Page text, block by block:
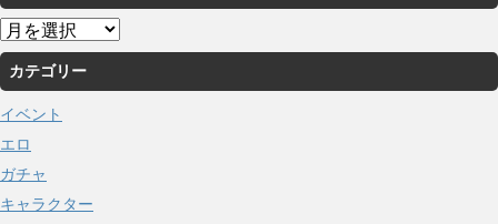
ア
ー
カ
イ
ブ
カテゴリー
イベント
エロ
ガチャ
キャラクター